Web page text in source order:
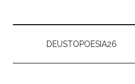
DEUSTOPOESIA26